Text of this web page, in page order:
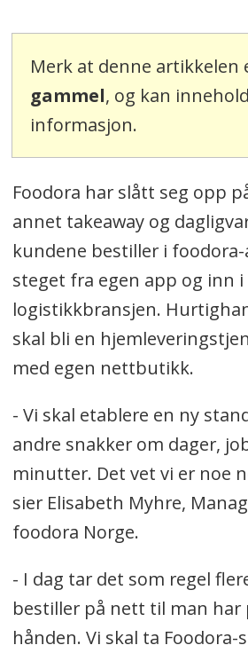
Merk at denne artikkelen
gammel, og kan
informasjon.
Foodora har slått seg opp
annet takeaway og
kundene bestiller i
steget fra egen app og inn i
logistikkbransjen.
skal bli en
med egen nettbutikk.
- Vi skal etablere en ny
andre snakker om dager,
minutter. Det vet vi er noe
sier Elisabeth Myhre,
foodora Norge.
- I dag tar det som regel
bestiller på nett til man har
hånden. Vi skal ta